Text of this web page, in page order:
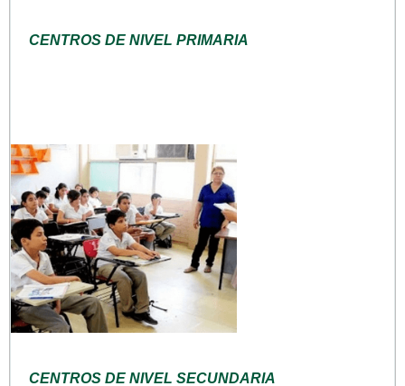
CENTROS DE NIVEL PRIMARIA
CENTROS DE NIVEL SECUNDARIA